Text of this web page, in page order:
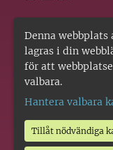
Denna webbplats
lagras i din
för att
valbara.
Hantera valbara
Tillåt nödvändiga